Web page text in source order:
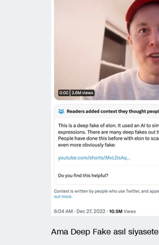
Ama Deep Fake asıl